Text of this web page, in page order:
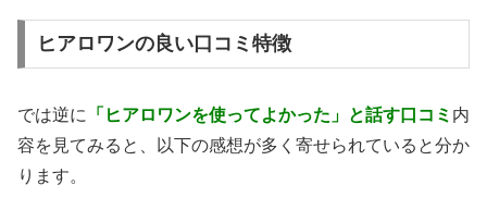
ヒアロワンの良い口コミ特徴
では逆に 「ヒアロワンを使ってよかった」と話す口コミ 内
容を見てみると、以下の感想が多く寄せられていると分か
ります。